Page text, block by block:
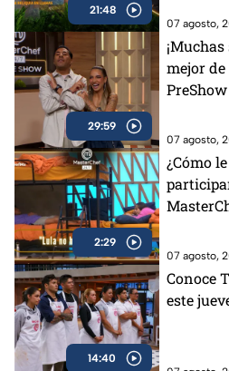
21:48
07 agosto,
29:59
mejor
PreShow
07 agosto,
2:29
¿Cómo
07 agosto,
14:40
Conoce
este